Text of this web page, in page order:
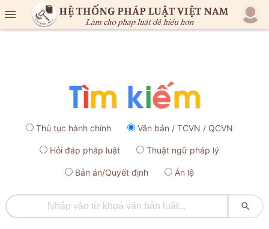

Thủ tục hành chính Văn bản / TCVN / QCVN
Hỏi đáp pháp luật Thuật ngữ pháp lý
Bản án/Quyết định Án lệ
